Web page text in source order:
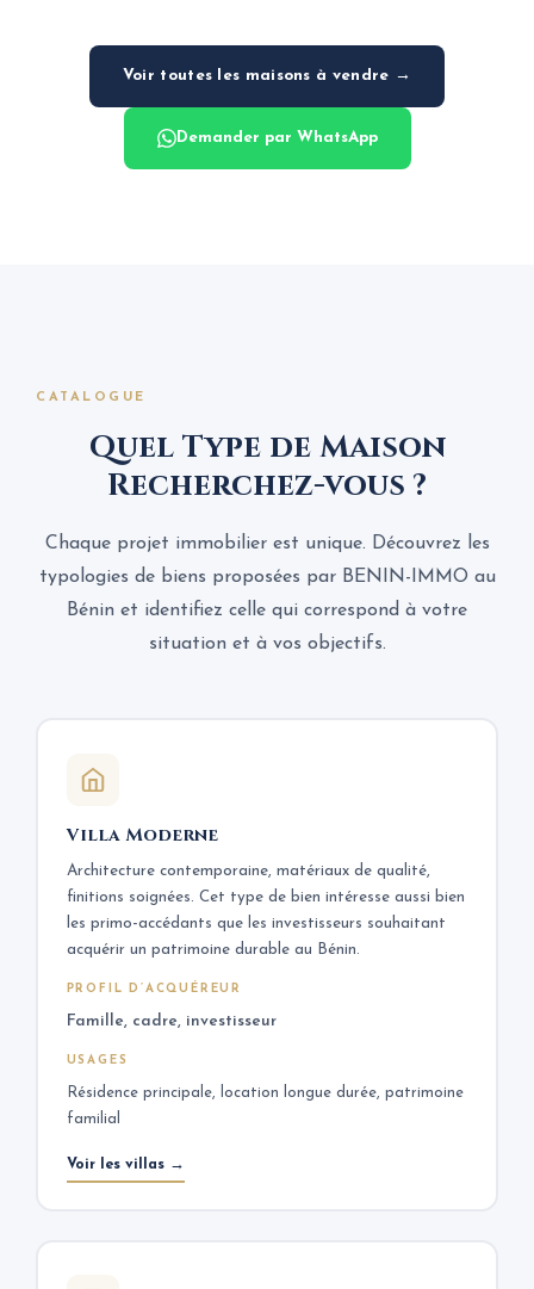
Voir toutes les maisons à vendre →
Demander par WhatsApp
CATALOGUE
Quel Type de Maison
Recherchez-vous ?
Chaque projet immobilier est unique. Découvrez les
typologies de biens proposées par BENIN-IMMO au
Bénin et identifiez celle qui correspond à votre
situation et à vos objectifs.
Villa Moderne
Architecture contemporaine, matériaux de qualité,
finitions soignées. Cet type de bien intéresse aussi bien
les primo-accédants que les investisseurs souhaitant
acquérir un patrimoine durable au Bénin.
PROFIL D’ACQUÉREUR
Famille, cadre, investisseur
USAGES
Résidence principale, location longue durée, patrimoine
familial
Voir les villas →